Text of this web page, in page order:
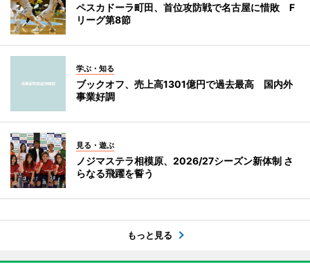
ペスカドーラ町田、首位攻防戦で名古屋に惜敗 F
リーグ第8節
学ぶ・知る
ブックオフ、売上高1301億円で過去最高 国内外
事業好調
見る・遊ぶ
ノジマステラ相模原、2026/27シーズン新体制 さ
らなる飛躍を誓う
もっと見る